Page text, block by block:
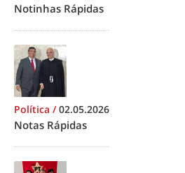
Notinhas Rápidas
Política /02.05.2026
Notas Rápidas